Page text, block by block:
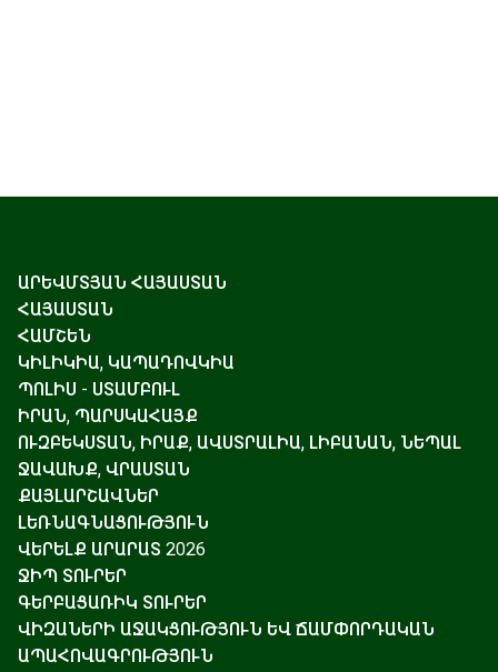
ԱՐԵՎՄՏՅԱՆ ՀԱՅԱՍՏԱՆ
ՀԱՅԱՍՏԱՆ
ՀԱՄՇԵՆ
ԿԻԼԻԿԻԱ, ԿԱՊԱԴՈՎԿԻԱ
ՊՈԼԻՍ - ՍՏԱՄԲՈՒԼ
ԻՐԱՆ, ՊԱՐՍԿԱՀԱՅՔ
ՈՒԶԲԵԿՍՏԱՆ, ԻՐԱՔ, ԱՎՍՏՐԱԼԻԱ, ԼԻԲԱՆԱՆ, ՆԵՊԱԼ
ՋԱՎԱԽՔ, ՎՐԱՍՏԱՆ
ՔԱՅԼԱՐՇԱՎՆԵՐ
ԼԵՌՆԱԳՆԱՑՈՒԹՅՈՒՆ
ՎԵՐԵԼՔ ԱՐԱՐԱՏ 2026
ՋԻՊ ՏՈՒՐԵՐ
ԳԵՐԲԱՑԱՌԻԿ ՏՈՒՐԵՐ
ՎԻԶԱՆԵՐԻ ԱՋԱԿՑՈՒԹՅՈՒՆ ԵՎ ՃԱՄՓՈՐԴԱԿԱՆ
ԱՊԱՀՈՎԱԳՐՈՒԹՅՈՒՆ